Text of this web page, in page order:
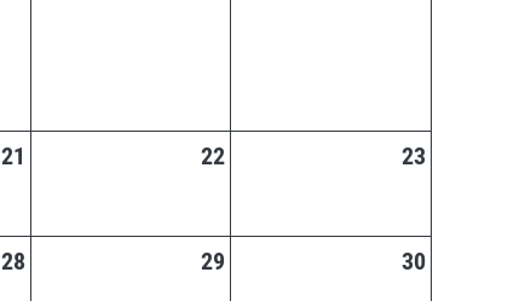
21 22 23
28 29 30